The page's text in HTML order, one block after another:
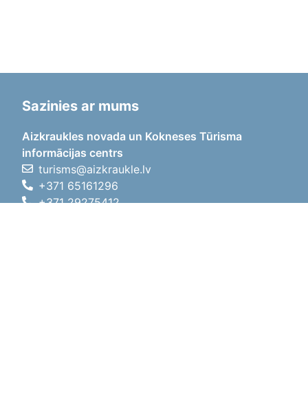
Sazinies ar mums
Aizkraukles novada un Kokneses Tūrisma
informācijas centrs
turisms@aizkraukle.lv
+371 65161296
+371 29275412